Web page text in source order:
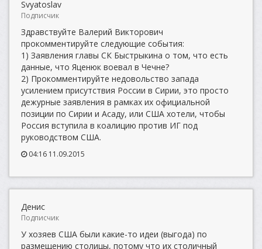
Svyatoslav
Подписчик
Здравствуйте Валерий Викторович
прокомментируйте следующие события:
1) Заявления главы СК Быстрыкина о том, что есть
данные, что Яценюк воевал в Чечне?
2) Прокомментируйте недовольство запада
усилением присутствия России в Сирии, это просто
дежурные заявления в рамках их официальной
позиции по Сирии и Асаду, или США хотели, чтобы
Россия вступила в коалицию против ИГ под
руководством США.
04:16 11.09.2015
Денис
Подписчик
У хозяев США были какие-то идеи (выгода) по
размещению столицы, потому что их столичный